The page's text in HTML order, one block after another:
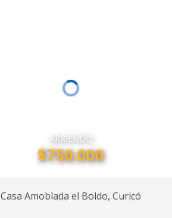
ARRIENDO
$750.000
Casa Amoblada el Boldo, Curicó